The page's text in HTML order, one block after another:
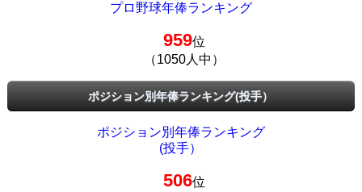
プロ野球年俸ランキング
959位
（1050人中）
ポジション別年俸ランキング(投手）
ポジション別年俸ランキング
(投手）
506位